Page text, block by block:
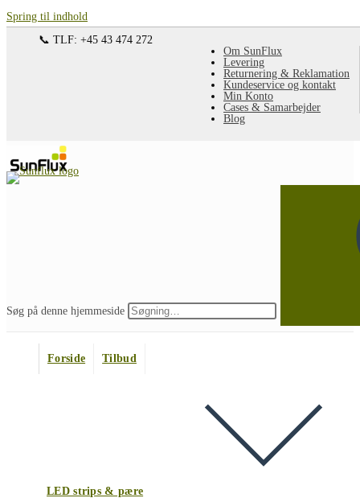
Spring til indhold
Om SunFlux
Levering
Returnering & Reklamation
Kundeservice og kontakt
Min Konto
Cases & Samarbejder
Blog
📞 TLF: +45 43 474 272
Søg på denne hjemmeside
Forside Tilbud
LED strips & pære